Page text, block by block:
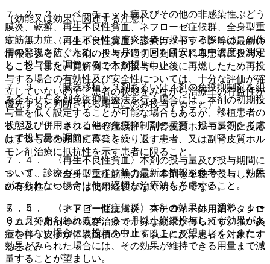
（効能又は効果に関連する注意）
５．１． 〈再生不良性貧血〉診療ガイドライン等の最新の
情報を参考に、本剤の投与が適切と判断される患者に投与す
ること（また、寛解例で本剤投与中止後に再燃したため再投
与する場合の有効性及び安全性については、十分な評価が確
立していないので、患者の状態をみながら治療上の有益性が
優先すると判断される場合にのみ投与すること）。
５．２． 〈ネフローゼ症候群〉副腎皮質ホルモン剤に反応
はするものの頻回に再発を繰り返す患者、又は副腎皮質ホル
モン剤治療に抵抗性を示す患者に限ること。
５．３． 〈全身型重症筋無力症〉本剤を単独で投与した際
の有効性については使用経験がなく明らかでない。
５．４． 〈アトピー性皮膚炎〉ステロイド外用剤やタクロ
リムス外用剤等の既存治療で十分な効果が得られず、強い炎
症を伴う皮疹が体表面積の３０％以上に及ぶ患者を対象にす
ること。
７．２．２． ベーチェット病及びその他の非感染性ぶどう
膜炎、乾癬、再生不良性貧血、ネフローゼ症候群、全身型重
症筋無力症、アトピー性皮膚炎患者に投与する際には、副作
用の発現を防ぐため、１ヵ月に１回を目安に血中濃度を測定
し、投与量を調節することが望ましい。
７．３． 〈臓器移植〉３剤あるいは４剤の免疫抑制剤を組
み合わせた多剤免疫抑制療法を行う場合には、本剤の初期投
与量を低く設定することが可能な場合もあるが、移植患者の
状態及び併用される他の免疫抑制剤の種類・投与量等を考慮
して投与量を調節すること。
７．４． 〈再生不良性貧血〉本剤の投与量及び投与期間に
ついて、診療ガイドライン等の最新の情報を参考とし、効果
がみられない場合は他の適切な治療法を考慮すること。
７．５． 〈ネフローゼ症候群〉本剤の効果は、通常、１〜
３ヵ月であらわれるが、３ヵ月以上継続投与しても効果があ
らわれない場合には投与を中止することが望ましく、また、
効果がみられた場合には、その効果が維持できる用量まで減
量することが望ましい。